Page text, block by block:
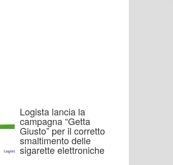
Logista lancia la
campagna “Getta
Giusto” per il corretto
smaltimento delle
sigarette elettroniche